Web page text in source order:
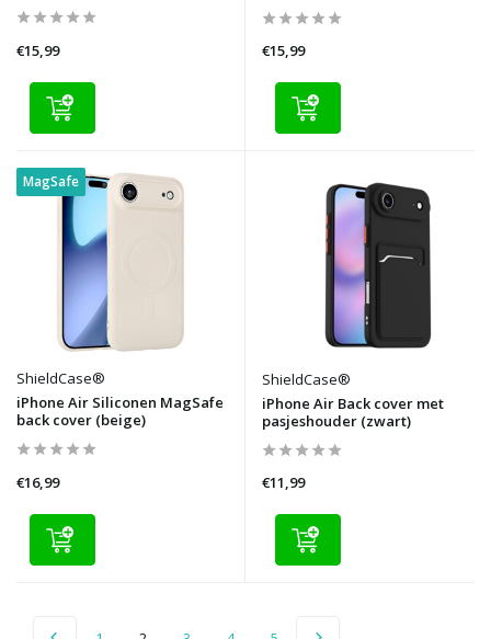
€15,99 €15,99
MagSafe
ShieldCase®
iPhone Air Siliconen MagSafe
back cover (beige)
€16,99
ShieldCase®
iPhone Air Back cover met
pasjeshouder (zwart)
€11,99